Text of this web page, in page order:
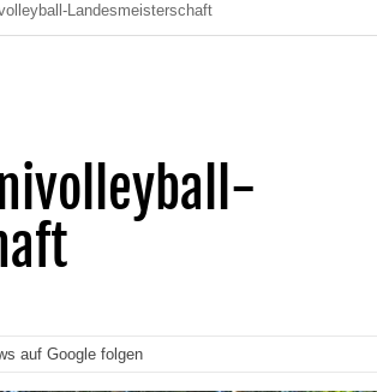
Landesmeisterschaft
auf Google folgen